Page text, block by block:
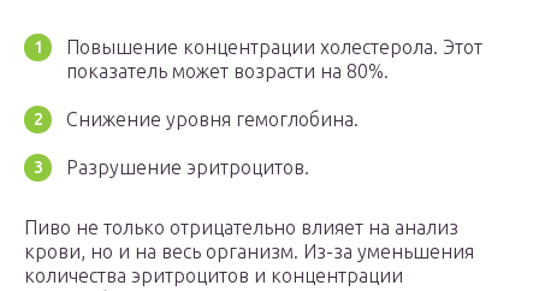
Повышение концентрации холестерола. Этот
показатель может возрасти на 80%.
Снижение уровня гемоглобина.
Разрушение эритроцитов.
Пиво не только отрицательно влияет на анализ
крови, но и на весь организм. Из-за уменьшения
количества эритроцитов и концентрации